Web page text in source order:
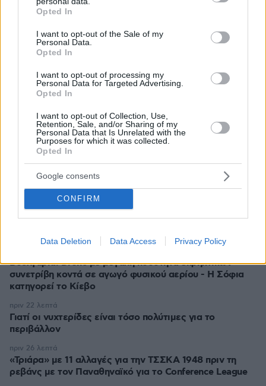
grant or deny consent to Google and its third-party tags to
use your data for below specified purposes in below Google
consent section.
Opted In
I want to opt-out of the Sale of my
Personal Data.
Opted In
I want to opt-out of processing my
Personal Data for Targeted Advertising.
Opted In
I want to opt-out of Collection, Use,
Retention, Sale, and/or Sharing of my
Personal Data that Is Unrelated with the
Purposes for which it was collected.
Opted In
Google consents
CONFIRM
Data Deletion Data Access Privacy Policy
ΡΟΗ ΕΙΔΗΣΕΩΝ
Ειδήσεις
Οι «Πράσινες Μπότες»: Τριάντα χρόνια μετά, το
Έβερεστ μπορεί να δώσει πίσω έναν από τους νεκρούς
πριν 3 λεπτά
Χόρχε Μέσι: Ο εργάτης από το Ροσάριο που πήρε τον
13χρονο Λιονέλ από το χέρι και άλλαξε την ιστορία του
ποδοσφαίρου με μια υπογραφή σε... χαρτοπετσέτα
πριν 9 λεπτά
Συνελήφθη ανήλικος μαθητής στη Φλόριντα: Σχεδίαζε
ληστεία με φίλο του, βρέθηκαν αυτοσχέδια όπλα και
πριν 20 λεπτά
Βουλγαρία: Drone με μεγάλη ποσότητα εκρηκτικών
συνετρίβη κοντά σε αγωγό φυσικού αερίου - Η Σόφια
κατηγορεί το Κίεβο
Γιατί οι νυχτερίδες είναι τόσο πολύτιμες για το
περιβάλλον
πριν 22 λεπτά
«Τριάρα» με 11 αλλαγές για την ΤΣΣΚΑ 1948 πριν τη
ρεβάνς με τον Παναθηναϊκό για το Conference League
πριν 26 λεπτά